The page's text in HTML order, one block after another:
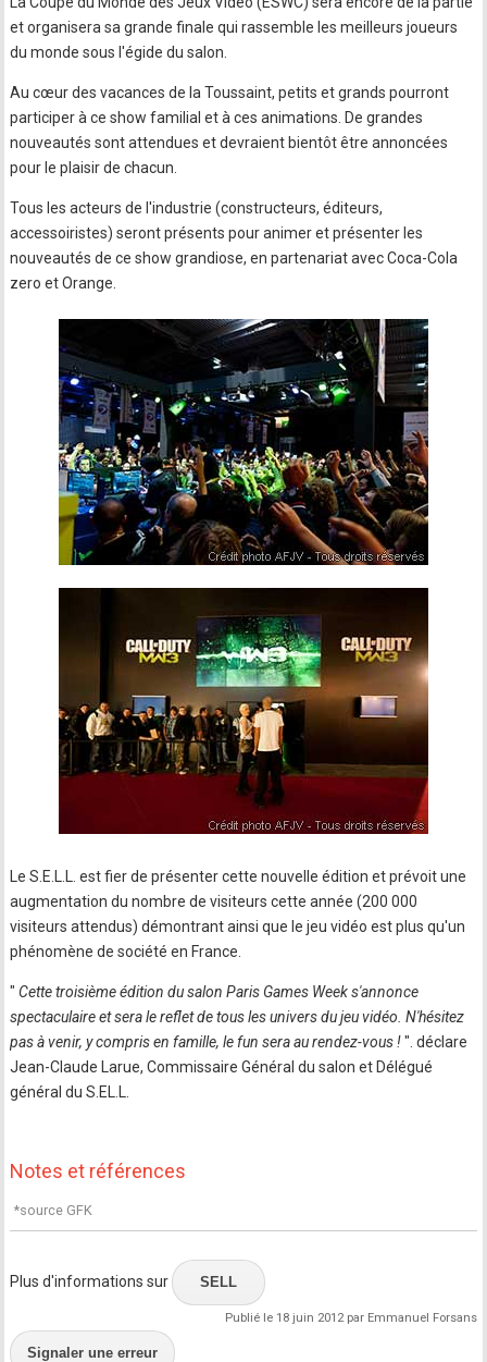
et organisera sa grande finale qui rassemble les meilleurs joueurs
du monde sous l'égide du salon.
Au cœur des vacances de la Toussaint, petits et grands pourront
participer à ce show familial et à ces animations. De grandes
nouveautés sont attendues et devraient bientôt être annoncées
pour le plaisir de chacun.
Tous les acteurs de l'industrie (constructeurs, éditeurs,
accessoiristes) seront présents pour animer et présenter les
nouveautés de ce show grandiose, en partenariat avec Coca-Cola
zero et Orange.
Le S.E.L.L. est fier de présenter cette nouvelle édition et prévoit une
augmentation du nombre de visiteurs cette année (200 000
visiteurs attendus) démontrant ainsi que le jeu vidéo est plus qu'un
phénomène de société en France.
" Cette troisième édition du salon Paris Games Week s'annonce
spectaculaire et sera le reflet de tous les univers du jeu vidéo. N'hésitez
pas à venir, y compris en famille, le fun sera au rendez-vous !". déclare
Jean-Claude Larue, Commissaire Général du salon et Délégué
général du S.EL.L.
Notes et références
*source GFK
Plus d'informations sur SELL
Publié le 18 juin 2012 par Emmanuel Forsans
Signaler une erreur